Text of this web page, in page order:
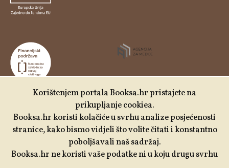
Udruga Kulturtreger je korisnik institucionalne podrške
Nacionalne zaklade za razvoj civilnoga društva za
stabilizaciju i/ili razvoj udruge u području demokratizacije i
društvenog razvoja.
Korištenjem portala Booksa.hr pristajete na
prikupljanje cookiea.
Booksa.hr koristi kolačiće u svrhu analize posjećenosti
stranice, kako bismo vidjeli što volite čitati i konstantno
poboljšavali naš sadržaj.
Booksa.hr ne koristi vaše podatke ni u koju drugu svrhu